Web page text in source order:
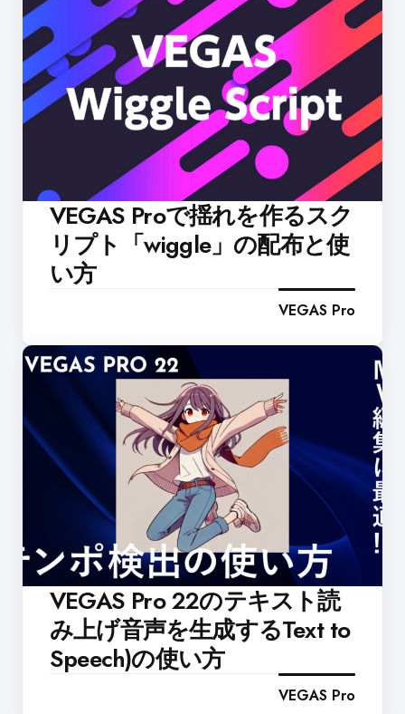
VEGAS Proで揺れを作るスク
リプト「wiggle」の配布と使
い方
VEGAS Pro
VEGAS Pro 22のテキスト読
み上げ音声を生成するText to
Speech)の使い方
VEGAS Pro